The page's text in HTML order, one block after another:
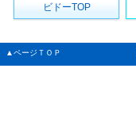
ビドーTOP
▲ページＴＯＰ